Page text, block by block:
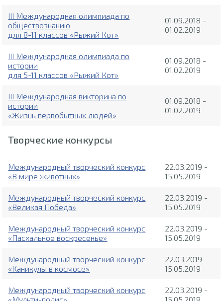
III Международная олимпиада по
обществознанию
для 8-11 классов «Рыжий Кот»
01.09.2018 -
01.02.2019
III Международная олимпиада по
истории
для 5-11 классов «Рыжий Кот»
01.09.2018 -
01.02.2019
III Международная викторина по
истории
«Жизнь первобытных людей»
01.09.2018 -
01.02.2019
Творческие конкурсы
Международный творческий конкурс
«В мире животных»
22.03.2019 -
15.05.2019
Международный творческий конкурс
«Великая Победа»
22.03.2019 -
15.05.2019
Международный творческий конкурс
«Пасхальное воскресенье»
22.03.2019 -
15.05.2019
Международный творческий конкурс
«Каникулы в космосе»
22.03.2019 -
15.05.2019
Международный творческий конкурс
22.03.2019 -